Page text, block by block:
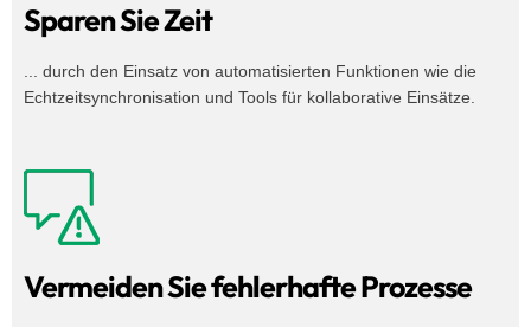
Sparen Sie Zeit
... durch den Einsatz von automatisierten Funktionen wie die
Echtzeitsynchronisation und Tools für kollaborative Einsätze.
Vermeiden Sie fehlerhafte Prozesse